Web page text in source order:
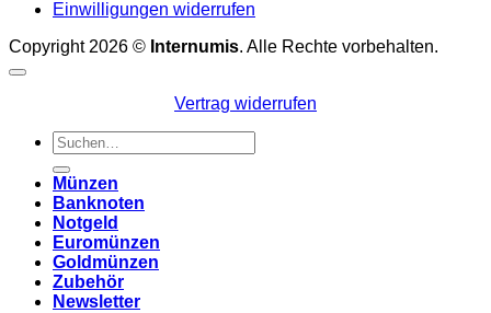
Einwilligungen widerrufen
Copyright 2026 © Internumis. Alle Rechte vorbehalten.
Vertrag widerrufen
Suchen
nach:
Münzen
Banknoten
Notgeld
Euromünzen
Goldmünzen
Zubehör
Newsletter